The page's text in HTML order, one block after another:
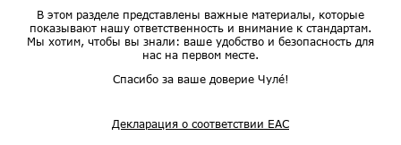
В этом разделе представлены важные материалы, которые
показывают нашу ответственность и внимание к стандартам.
Мы хотим, чтобы вы знали: ваше удобство и безопасность для
нас на первом месте.
Спасибо за ваше доверие Чулé!
Декларация о соответствии EAC